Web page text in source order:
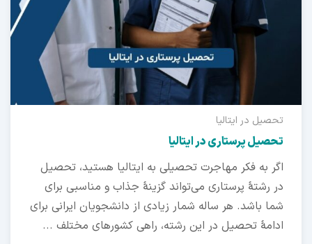
تحصیل در ایتالیا
تحصیل پرستاری در ایتالیا
اگر به فکر مهاجرت تحصیلی به ایتالیا هستید، تحصیل
در رشتهٔ پرستاری می‌تواند گزینهٔ جذاب و مناسبی برای
شما باشد. هر ساله شمار زیادی از دانشجویان ایرانی برای
ادامهٔ تحصیل در این رشته، راهی کشورهای مختلف ...